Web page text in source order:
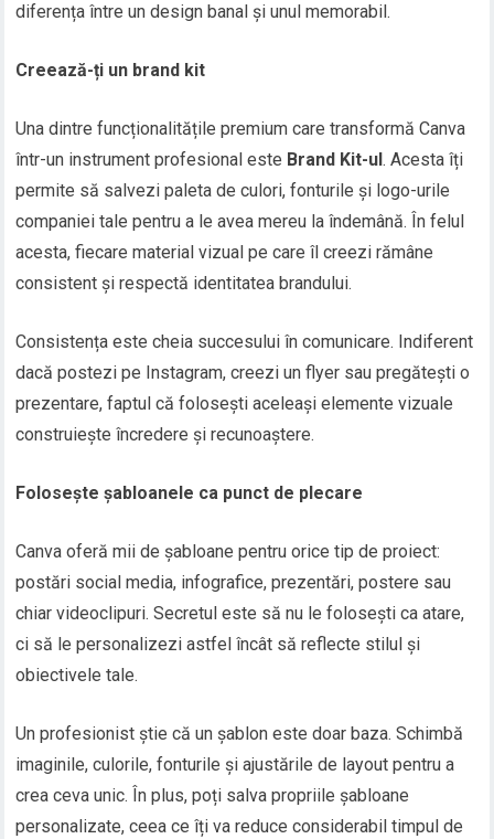
diferența între un design banal și unul memorabil.
Creează-ți un brand kit
Una dintre funcționalitățile premium care transformă Canva
într-un instrument profesional este Brand Kit-ul. Acesta îți
permite să salvezi paleta de culori, fonturile și logo-urile
companiei tale pentru a le avea mereu la îndemână. În felul
acesta, fiecare material vizual pe care îl creezi rămâne
consistent și respectă identitatea brandului.
Consistența este cheia succesului în comunicare. Indiferent
dacă postezi pe Instagram, creezi un flyer sau pregătești o
prezentare, faptul că folosești aceleași elemente vizuale
construiește încredere și recunoaștere.
Folosește șabloanele ca punct de plecare
Canva oferă mii de șabloane pentru orice tip de proiect:
postări social media, infografice, prezentări, postere sau
chiar videoclipuri. Secretul este să nu le folosești ca atare,
ci să le personalizezi astfel încât să reflecte stilul și
obiectivele tale.
Un profesionist știe că un șablon este doar baza. Schimbă
imaginile, culorile, fonturile și ajustările de layout pentru a
crea ceva unic. În plus, poți salva propriile șabloane
personalizate, ceea ce îți va reduce considerabil timpul de